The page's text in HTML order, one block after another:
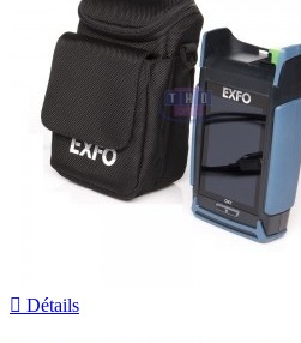
 Détails